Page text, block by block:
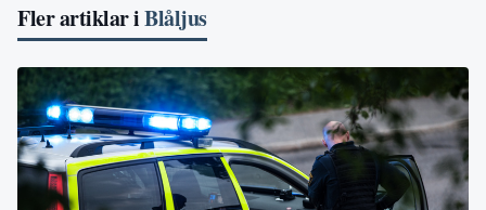
Fler artiklar iBlåljus